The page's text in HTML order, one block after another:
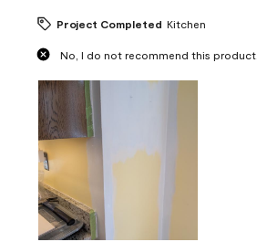
Project Completed Kitchen
No, I do not recommend this product.